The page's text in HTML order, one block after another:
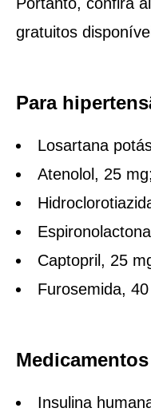
gratuitos
Para
Losartana
Atenolol, 25 mg;
Captopril, 25
Furosemida,
Insulina